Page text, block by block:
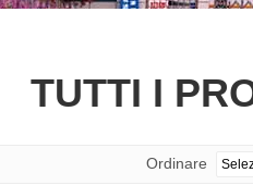
TUTTI I
Ordinare